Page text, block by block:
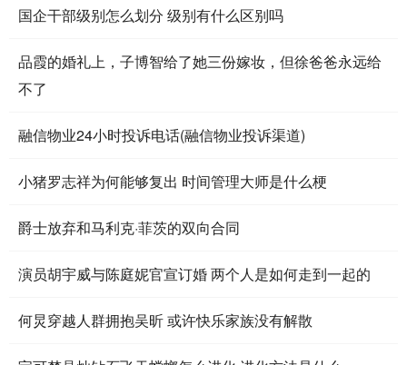
国企干部级别怎么划分 级别有什么区别吗
品霞的婚礼上，子博智给了她三份嫁妆，但徐爸爸永远给
不了
融信物业24小时投诉电话(融信物业投诉渠道)
小猪罗志祥为何能够复出 时间管理大师是什么梗
爵士放弃和马利克·菲茨的双向合同
演员胡宇威与陈庭妮官宣订婚 两个人是如何走到一起的
何炅穿越人群拥抱吴昕 或许快乐家族没有解散